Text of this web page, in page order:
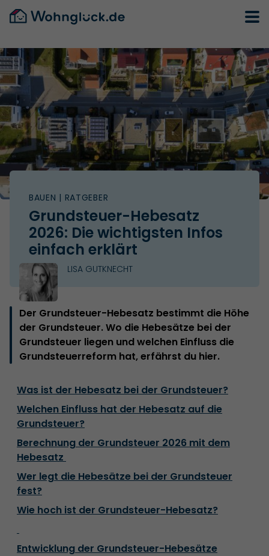
BAUEN | RATGEBER
Grundsteuer-Hebesatz
2026: Die wichtigsten Infos
einfach erklärt
LISA GUTKNECHT
Der Grundsteuer-Hebesatz bestimmt die Höhe
der Grundsteuer. Wo die Hebesätze bei der
Grundsteuer liegen und welchen Einfluss die
Grundsteuerreform hat, erfährst du hier.
Was ist der Hebesatz bei der Grundsteuer?
Welchen Einfluss hat der Hebesatz auf die
Grundsteuer?
Berechnung der Grundsteuer 2026 mit dem
Hebesatz
Wer legt die Hebesätze bei der Grundsteuer
fest?
Wie hoch ist der Grundsteuer-Hebesatz?
Entwicklung der Grundsteuer-Hebesätze